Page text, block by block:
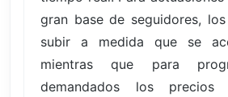
gran base de seguidores,
subir a medida que se
mientras que para
demandados los precios